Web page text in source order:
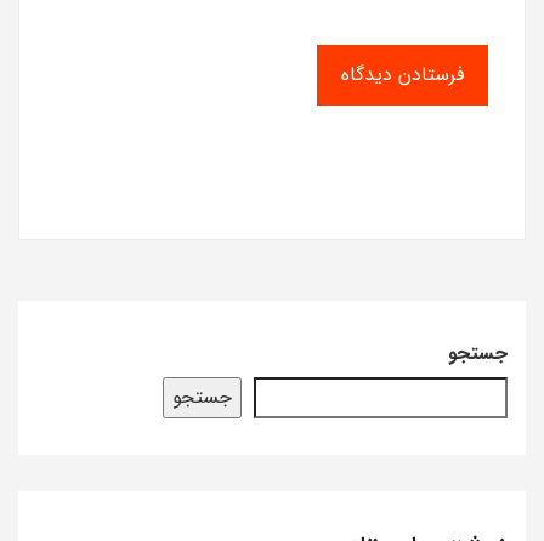
جستجو
جستجو